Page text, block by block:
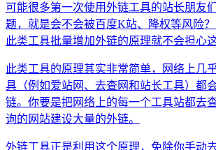
可能很多第一次使用外链工具的站长朋友
题，就是会不会被百度K站、降权等风险
此类工具批量增加外链的原理就不会担心
此类工具的原理其实非常简单，网络上几
具（例如爱站网、去查网和站长工具）都
链。你要是把网络上的每一个工具站都去
询的网站建设大量的外链。
外链工具正是利用这个原理，免除你手动